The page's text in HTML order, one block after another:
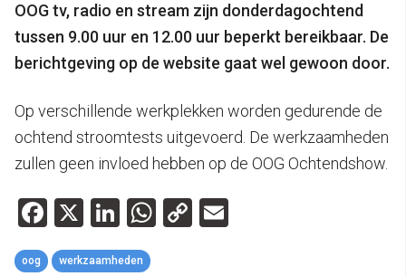
OOG tv, radio en stream zijn donderdagochtend
tussen 9.00 uur en 12.00 uur beperkt bereikbaar. De
berichtgeving op de website gaat wel gewoon door.
Op verschillende werkplekken worden gedurende de
ochtend stroomtests uitgevoerd. De werkzaamheden
zullen geen invloed hebben op de OOG Ochtendshow.
Facebook
X LinkedIn
WhatsApp
Copy
oog werkzaamheden